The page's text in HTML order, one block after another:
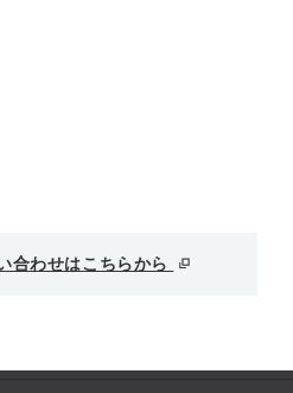
合わせはこちらから